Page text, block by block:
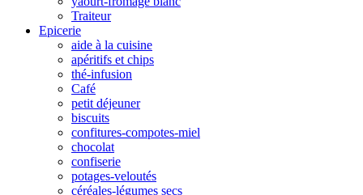
Traiteur
Epicerie
aide à la cuisine
apéritifs et chips
thé-infusion
Café
petit déjeuner
biscuits
confitures-compotes-miel
chocolat
confiserie
potages-veloutés
céréales-légumes secs